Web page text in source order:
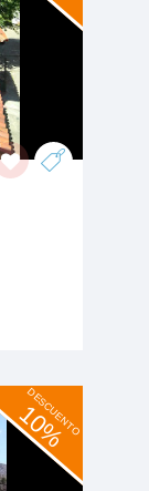
DESCUENTO
10%